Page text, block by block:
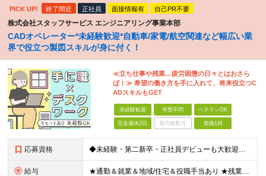
PICK UP! 終了間近 正社員 面接情報有 自己PR不要
株式会社スタッフサービス エンジニアリング事業本部
CADオペレーター*未経験歓迎*自動車/家電/航空関連など幅広い業
界で役立つ製図スキルが身に付く！
≪立ち仕事や残業…疲労困憊の日々とはおさら
ば！≫ 希望の働き方を手に入れて、将来役立つC
ADスキルもGET
未経験歓迎 学歴不問 ベテランOK
完全週休2日 賞与複数月 面接1回
応募資格 ◆未経験・第二新卒・正社員デビューも大歓迎／経験・知識ゼロでOK！ ◆学歴不問 ★人物重視 ★入社前の経験・スキルはゼロでOK CADの基本的な知識・操作経験がある方は歓迎します。 地方在住の方も
給与 ★通勤＆就業＆地域/住宅＆役職手当あり ★残業代は全額支給 ★選べる給与制度あり！ ■東京・神奈川・千葉・埼玉勤務の場合 月給24.5万円～55万円＋諸手当 （残業代は全額支給） (20,000円の